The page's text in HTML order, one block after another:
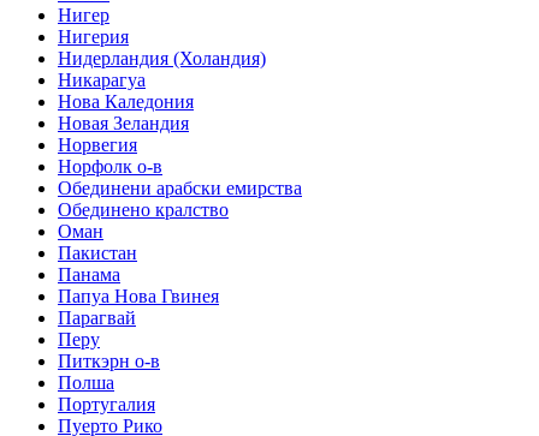
Нигер
Нигерия
Нидерландия (Холандия)
Никарагуа
Нова Каледония
Новая Зеландия
Норвегия
Норфолк о-в
Обединени арабски емирства
Обединено кралство
Оман
Пакистан
Панама
Папуа Нова Гвинея
Парагвай
Перу
Питкэрн о-в
Полша
Португалия
Пуерто Рико